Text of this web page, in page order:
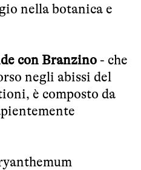
nella botanica e
con Branzino - che
negli abissi del
è composto da